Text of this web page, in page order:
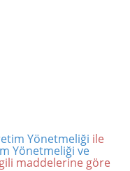
Yönetmeliği ile
Yönetmeliği ve
maddelerine göre